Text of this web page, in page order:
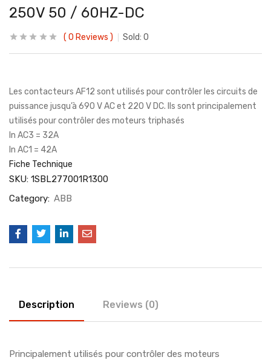
250V 50 / 60HZ-DC
0 Reviews Sold: 0
Les contacteurs AF12 sont utilisés pour contrôler les circuits de
puissance jusqu’à 690 V AC et 220 V DC. Ils sont principalement
utilisés pour contrôler des moteurs triphasés
In AC3 = 32A
In AC1 = 42A
Fiche Technique
SKU: 1SBL277001R1300
Category: ABB
Description Reviews (0)
Principalement utilisés pour contrôler des moteurs